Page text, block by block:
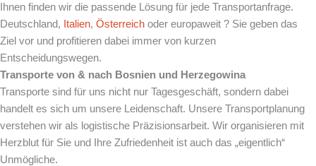
Ihnen finden wir die passende Lösung für jede Transportanfrage.
Deutschland, Italien, Österreich oder europaweit ? Sie geben das
Ziel vor und profitieren dabei immer von kurzen
Entscheidungswegen.
Transporte von & nach Bosnien und Herzegowina
Transporte sind für uns nicht nur Tagesgeschäft, sondern dabei
handelt es sich um unsere Leidenschaft. Unsere Transportplanung
verstehen wir als logistische Präzisionsarbeit. Wir organisieren mit
Herzblut für Sie und Ihre Zufriedenheit ist auch das „eigentlich“
Unmögliche.